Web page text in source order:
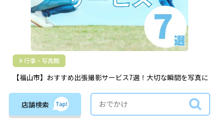
行事・写真館
【福山市】おすすめ出張撮影サービス7選！大切な瞬間を写真に
店舗検索